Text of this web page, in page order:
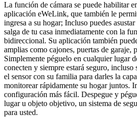
La función de cámara se puede habilitar
aplicación eWeLink, que también le
ingresa a su hogar; Incluso puedes
salga de tu casa inmediatamente con la
bidireccional. Su aplicación también
amplias como cajones, puertas de garaje,
Simplemente péguelo en cualquier lugar
conecten y siempre estará seguro,
el sensor con su familia para darles la
monitorear rápidamente su hogar juntos.
configuración más fácil. Despegue y
lugar u objeto objetivo, un sistema de
para usted.